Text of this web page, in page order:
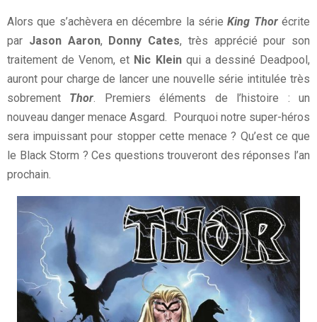
Alors que s’achèvera en décembre la série King Thorécrite
par Jason Aaron, Donny Cates, très apprécié pour son
traitement de Venom, et Nic Kleinqui a dessiné Deadpool,
auront pour charge de lancer une nouvelle série intitulée très
sobrement Thor . Premiers éléments de l’histoire : un
nouveau danger menace Asgard. Pourquoi notre super-héros
sera impuissant pour stopper cette menace ? Qu’est ce que
le Black Storm ? Ces questions trouveront des réponses l’an
prochain.